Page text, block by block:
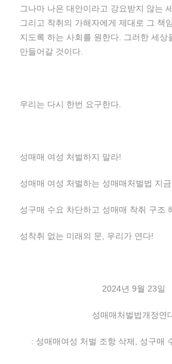
그나마 나은 대안이라고 강요받지 않는
그리고 착취의 가해자에게 제대로 그 책
지도록 하는 사회를 원한다. 그러한 세상
만들어갈 것이다.
우리는 다시 한번 요구한다.
성매매 여성 처벌하지 말라!
성매매 여성 처벌하는 성매매처벌법 지
성구매 수요 차단하고 성매매 착취 구조
성착취 없는 미래의 문, 우리가 연다!
2024년 9월 23일
성매매처벌법개정연
: 성매매여성 처벌 조항 삭제, 성구매